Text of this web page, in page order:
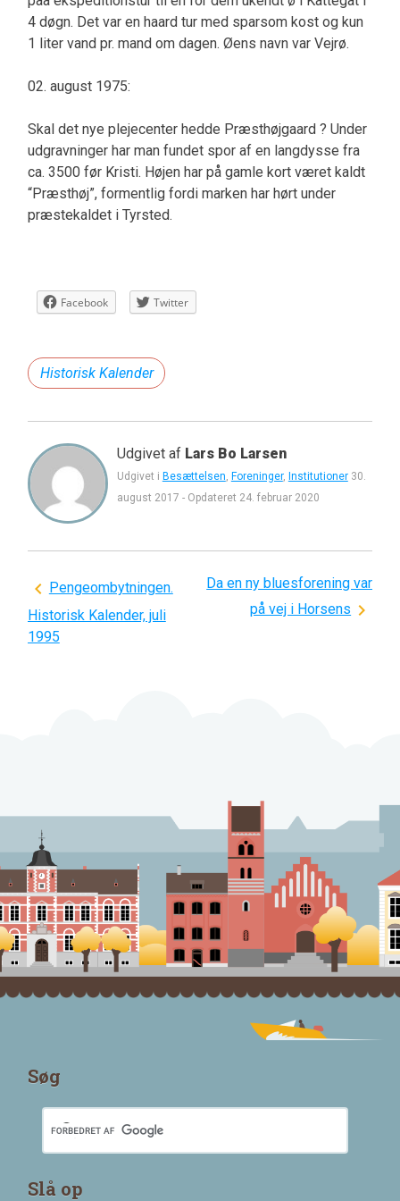
4 døgn. Det var en haard tur med sparsom kost og kun
1 liter vand pr. mand om dagen. Øens navn var Vejrø.
02. august 1975:
Skal det nye plejecenter hedde Præsthøjgaard ? Under
udgravninger har man fundet spor af en langdysse fra
ca. 3500 før Kristi. Højen har på gamle kort været kaldt
“Præsthøj”, formentlig fordi marken har hørt under
præstekaldet i Tyrsted.
Facebook Twitter
Historisk Kalender
Udgivet af Lars Bo Larsen
Udgivet i Besættelsen, Foreninger, Institutioner 30.
august 2017 - Opdateret 24. februar 2020
Indlægsnavigation
Pengeombytningen.
Historisk Kalender, juli
1995
Da en ny bluesforening var
på vej i Horsens
Søg
Slå op